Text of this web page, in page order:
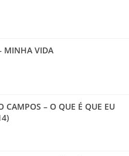
MINHA VIDA
CAMPOS – O QUE É QUE EU